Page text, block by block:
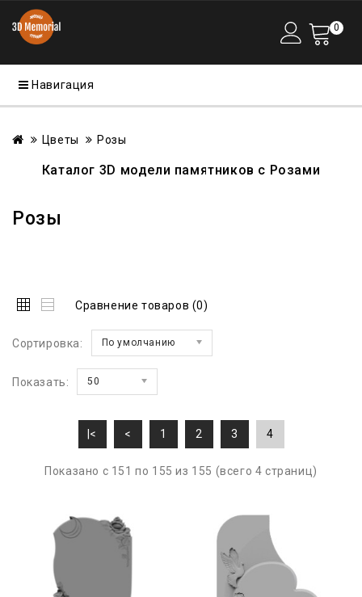
0
Навигация
Цветы Розы
Каталог 3D модели памятников с Розами
Розы
Сравнение товаров (0)
Сортировка: По умолчанию
Показать: 50
|< < 1 2 3 4
Показано с 151 по 155 из 155 (всего 4 страниц)